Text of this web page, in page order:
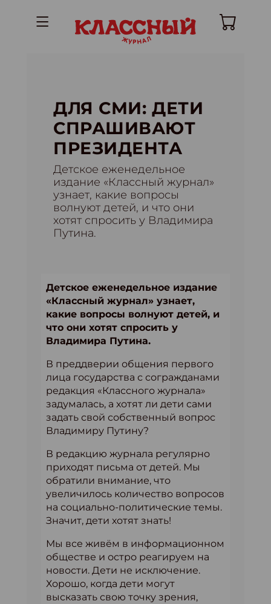
ДЛЯ СМИ: ДЕТИ
СПРАШИВАЮТ
ПРЕЗИДЕНТА
Детское еженедельное
издание «Классный журнал»
узнает, какие вопросы
волнуют детей, и что они
хотят спросить у Владимира
Путина.
Детское еженедельное издание
«Классный журнал» узнает,
какие вопросы волнуют детей, и
что они хотят спросить у
Владимира Путина.
В преддверии общения первого
лица государства с согражданами
редакция «Классного журнала»
задумалась, а хотят ли дети сами
задать свой собственный вопрос
Владимиру Путину?
В редакцию журнала регулярно
приходят письма от детей. Мы
обратили внимание, что
увеличилось количество вопросов
на социально-политические темы.
Значит, дети хотят знать!
Мы все живём в информационном
обществе и остро реагируем на
новости. Дети не исключение.
Хорошо, когда дети могут
высказать свою точку зрения,